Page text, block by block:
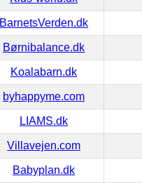
BarnetsVerden.dk
Børnibalance.dk
Koalabarn.dk
byhappyme.com
LIAMS.dk
Villavejen.com
Babyplan.dk